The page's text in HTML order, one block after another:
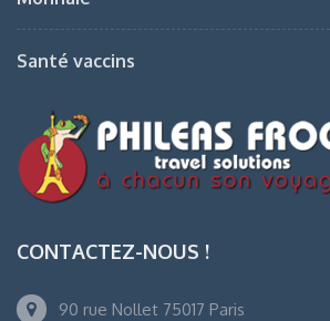
Santé vaccins
CONTACTEZ-NOUS !
90 rue Nollet 75017 Paris